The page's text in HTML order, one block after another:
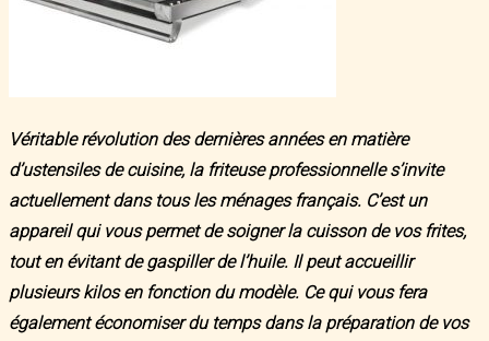
Véritable révolution des dernières années en matière
d’ustensiles de cuisine, la friteuse professionnelle s’invite
actuellement dans tous les ménages français. C’est un
appareil qui vous permet de soigner la cuisson de vos frites,
tout en évitant de gaspiller de l’huile. Il peut accueillir
plusieurs kilos en fonction du modèle. Ce qui vous fera
également économiser du temps dans la préparation de vos